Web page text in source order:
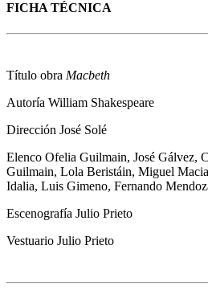
FICHA TÉCNICA
Título obra Macbeth
Autoría William Shakespeare
Dirección José Solé
Elenco Ofelia Guilmain, José Gálvez,
Guilmain, Lola Beristáin, Miguel
Idalia, Luis Gimeno, Fernando
Escenografía Julio Prieto
Vestuario Julio Prieto